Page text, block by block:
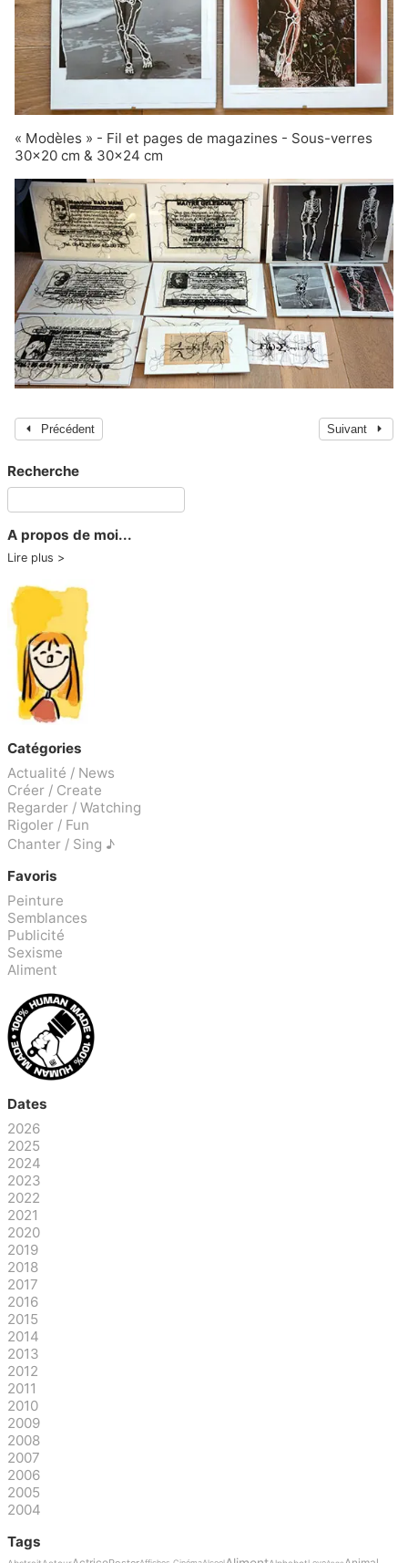
« Modèles » - Fil et pages de magazines - Sous-verres
30×20 cm & 30×24 cm
Précédent Suivant
Recherche
A propos de moi...
Lire plus
Catégories
Actualité / News
Créer / Create
Regarder / Watching
Rigoler / Fun
Chanter / Sing ♪
Favoris
Peinture
Semblances
Publicité
Sexisme
Aliment
Dates
2026
2025
2024
2023
2022
2021
2020
2019
2018
2017
2016
2015
2014
2013
2012
2011
2010
2009
2008
2007
2006
2005
2004
Tags